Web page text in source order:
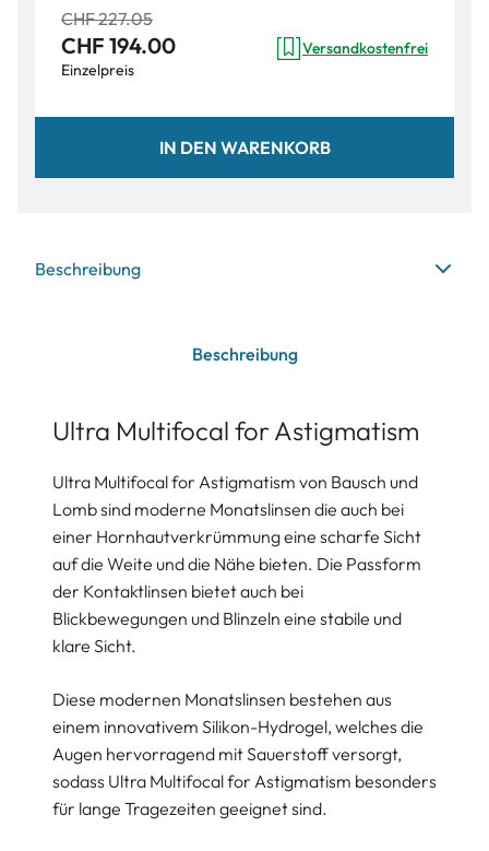
CHF 227.05
CHF 194.00
Einzelpreis
Versandkostenfrei
IN DEN WARENKORB
Beschreibung
Beschreibung
Ultra Multifocal for Astigmatism
Ultra Multifocal for Astigmatism von Bausch und
Lomb sind moderne Monatslinsen die auch bei
einer Hornhautverkrümmung eine scharfe Sicht
auf die Weite und die Nähe bieten. Die Passform
der Kontaktlinsen bietet auch bei
Blickbewegungen und Blinzeln eine stabile und
klare Sicht.
Diese modernen Monatslinsen bestehen aus
einem innovativem Silikon-Hydrogel, welches die
Augen hervorragend mit Sauerstoff versorgt,
sodass Ultra Multifocal for Astigmatism besonders
für lange Tragezeiten geeignet sind.